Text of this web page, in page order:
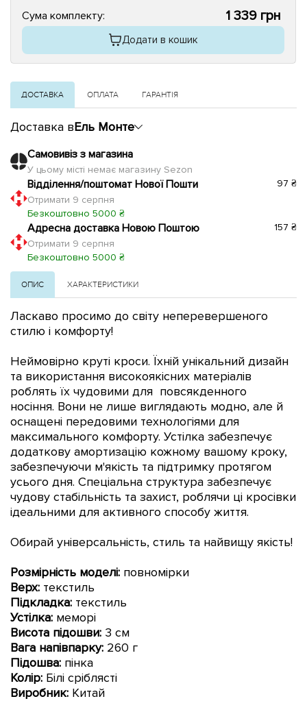
Сума комплекту: 1 339 грн
Додати в кошик
ДОСТАВКА ОПЛАТА ГАРАНТІЯ
Доставка вЕль Монте
Самовивіз з магазина
У цьому місті немає магазину Sezon
Відділення/поштомат Нової Пошти
Отримати 9 серпня
Безкоштовно 5000 ₴
97 ₴
Адресна доставка Новою Поштою
Отримати 9 серпня
Безкоштовно 5000 ₴
157 ₴
ОПИС ХАРАКТЕРИСТИКИ
Ласкаво просимо до світу неперевершеного
стилю і комфорту!
Неймовірно круті кроси. Їхній унікальний дизайн
та використання високоякісних матеріалів
роблять їх чудовими для повсякденного
носіння. Вони не лише виглядають модно, але й
оснащені передовими технологіями для
максимального комфорту. Устілка забезпечує
додаткову амортизацію кожному вашому кроку,
забезпечуючи м'якість та підтримку протягом
усього дня. Спеціальна структура забезпечує
чудову стабільність та захист, роблячи ці кросівки
ідеальними для активного способу життя.
Обирай універсальність, стиль та найвищу якість!
Розмірність моделі: повномірки
Верх: текстиль
Підкладка: текстиль
Устілка: меморі
Висота підошви: 3 см
Вага напівпарку: 260 г
Підошва: пінка
Колір: Білі сріблясті
Виробник: Китай